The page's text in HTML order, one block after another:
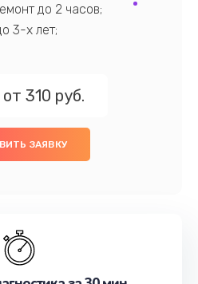
до 2 часов;
3-х лет;
от 310 руб.
ЗАЯВКУ